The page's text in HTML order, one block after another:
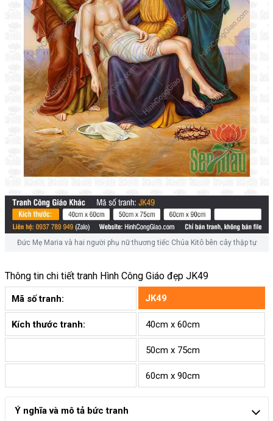
Đức Mẹ Maria và hai người phụ nữ thương tiếc Chúa Kitô bên cây thập tự
Thông tin chi tiết tranh Hình Công Giáo đẹp JK49
Mã số tranh: JK49
Kích thước tranh: 40cm x 60cm
50cm x 75cm
60cm x 90cm
Ý nghĩa và mô tả bức tranh